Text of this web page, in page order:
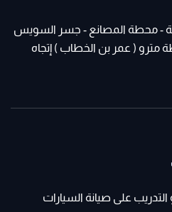
- محطة المصانع - جسر السويس
مترو ( عمر بن الخطاب ) إتجاه
على صيانة السيارات